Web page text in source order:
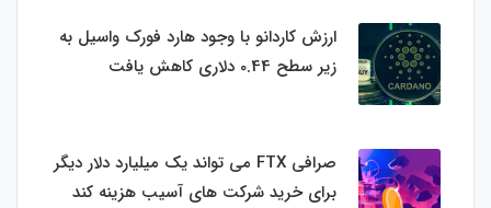
ارزش کاردانو با وجود هارد فورک واسیل به
زیر سطح 0.44 دلاری کاهش یافت
صرافی FTX می تواند یک میلیارد دلار دیگر
برای خرید شرکت های آسیب هزینه کند